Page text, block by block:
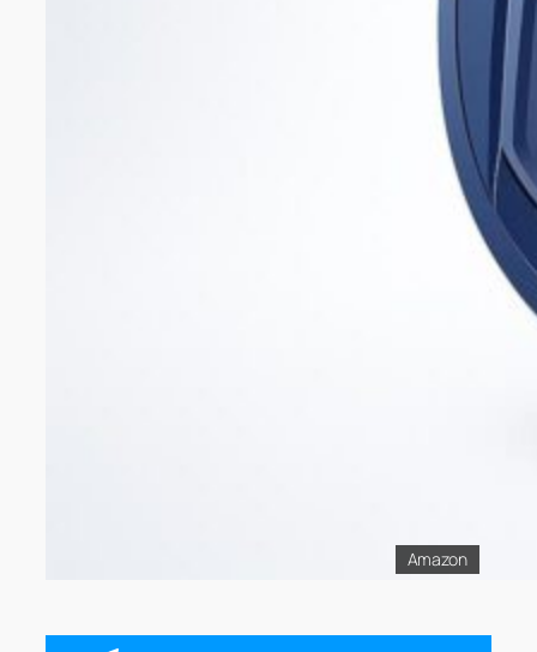
Amazon